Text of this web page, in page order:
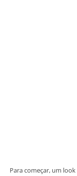
Para começar, um